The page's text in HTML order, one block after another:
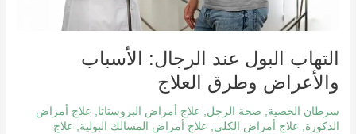
التهاب البول عند الرجال: الأسباب
والأعراض وطرق العلاج
سرطان الخصية, صحة الرجل, علاج أمراض البروستاتا, علاج أمراض
الذكورة, علاج أمراض الكلى, علاج أمراض المسالك البولية, علاج